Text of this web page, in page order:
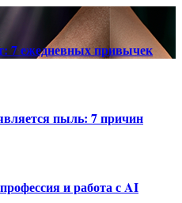
7 ежедневных привычек
пыль: 7 причин
и работа с AI